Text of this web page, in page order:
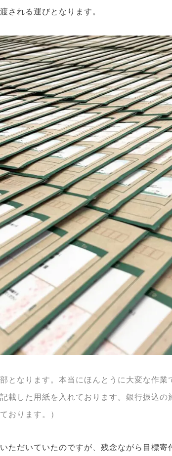
される運びとなります。
となります。本当にほんとうに大変な作
載した用紙を入れております。銀行振込
おります。 ）
ただいていたのですが、残念ながら目標寄